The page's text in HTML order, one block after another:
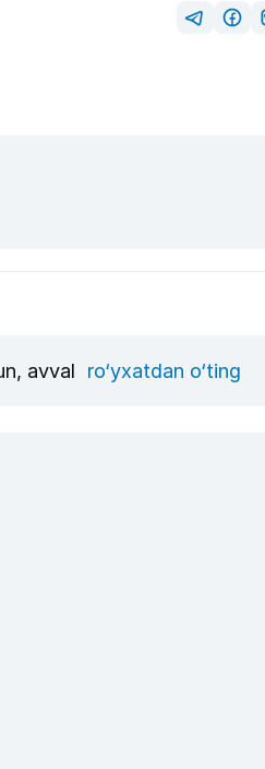
avval ro‘yxatdan o‘ting